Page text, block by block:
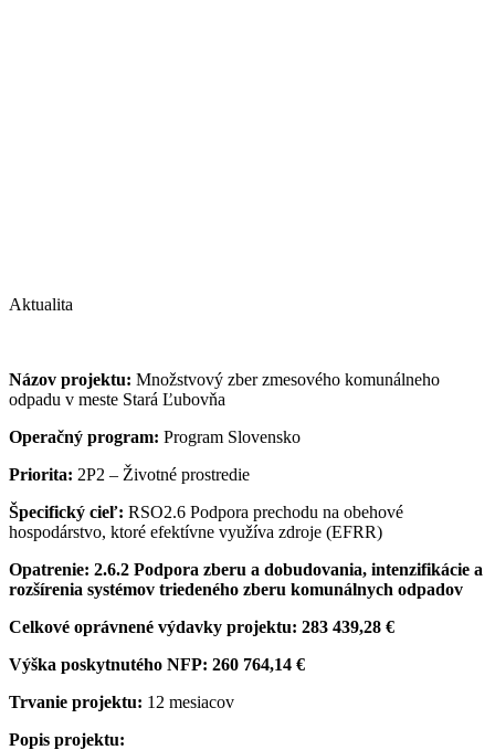
Aktualita
Názov projektu: Množstvový zber zmesového komunálneho
odpadu v meste Stará Ľubovňa
Operačný program: Program Slovensko
Priorita: 2P2 – Životné prostredie
Špecifický cieľ: RSO2.6 Podpora prechodu na obehové
hospodárstvo, ktoré efektívne využíva zdroje (EFRR)
Opatrenie: 2.6.2 Podpora zberu a dobudovania, intenzifikácie a
rozšírenia systémov triedeného zberu komunálnych odpadov
Celkové oprávnené výdavky projektu: 283 439,28 €
Výška poskytnutého NFP: 260 764,14 €
Trvanie projektu: 12 mesiacov
Popis projektu: